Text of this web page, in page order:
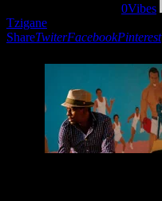
0Vibes
Tzigane
ShareTwiterFacebookPinterest